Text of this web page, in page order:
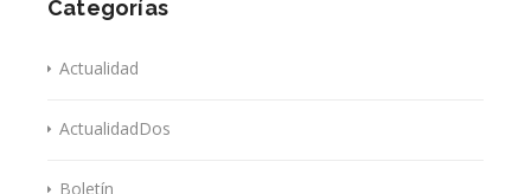
Categorías
Actualidad
ActualidadDos
Boletín